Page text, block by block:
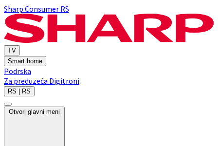
Sharp Consumer RS
TV
Smart home
Podrska
Za preduzeća Digitroni
RS | RS
Otvori glavni meni